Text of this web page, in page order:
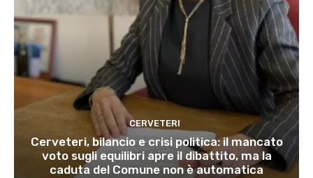
CERVETERI
Cerveteri, bilancio e crisi politica: il mancato
voto sugli equilibri apre il dibattito, ma la
caduta del Comune non è automatica